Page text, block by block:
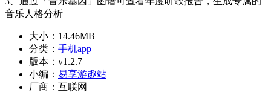
音乐人格分析
大小： 14.46MB
分类： 手机app
版本： v1.2.7
小编： 易享游趣站
厂商： 互联网